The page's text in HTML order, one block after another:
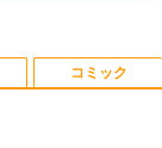
本彰 ]
コミック